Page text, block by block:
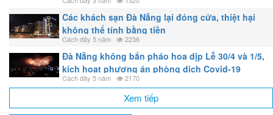
Các khách sạn Đà Nẵng lại đóng cửa, thiệt hại
không thể tính bằng tiền
Cách đây 5 năm 2236
Đà Nẵng không bắn pháo hoa dịp Lễ 30/4 và 1/5,
kích hoạt phương án phòng dịch Covid-19
Cách đây 5 năm 2170
Xem tiếp